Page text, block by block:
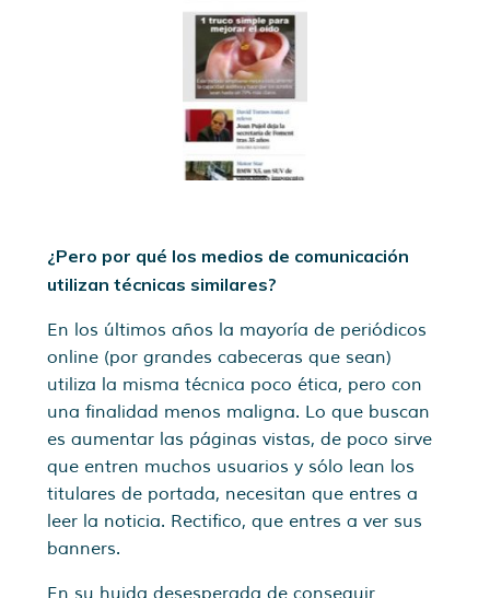
¿Pero por qué los medios de comunicación
utilizan técnicas similares?
En los últimos años la mayoría de periódicos
online (por grandes cabeceras que sean)
utiliza la misma técnica poco ética, pero con
una finalidad menos maligna. Lo que buscan
es aumentar las páginas vistas, de poco sirve
que entren muchos usuarios y sólo lean los
titulares de portada, necesitan que entres a
leer la noticia. Rectifico, que entres a ver sus
banners.
En su huida desesperada de conseguir